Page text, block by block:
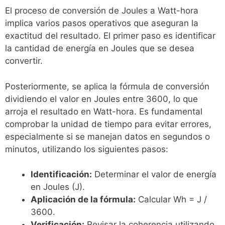
El proceso de conversión de Joules a Watt-hora
implica varios pasos operativos que aseguran la
exactitud del resultado. El primer paso es identificar
la cantidad de energía en Joules que se desea
convertir.
Posteriormente, se aplica la fórmula de conversión
dividiendo el valor en Joules entre 3600, lo que
arroja el resultado en Watt-hora. Es fundamental
comprobar la unidad de tiempo para evitar errores,
especialmente si se manejan datos en segundos o
minutos, utilizando los siguientes pasos:
Identificación: Determinar el valor de energía
en Joules (J).
Aplicación de la fórmula: Calcular Wh = J /
3600.